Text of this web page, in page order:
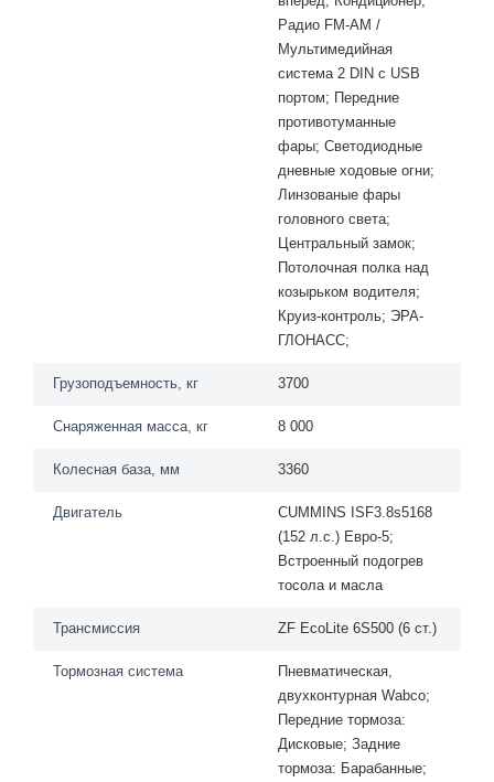
Радио FМ-АМ /
Мультимедийная
система 2 DIN с USВ
портом; Передние
противотуманные
фары; Светодиодные
дневные ходовые огни;
Линзованые фары
головного света;
Центральный замок;
Потолочная полка над
козырьком водителя;
Круиз-контроль; ЭРА-
ГЛОНАСС;
Грузоподъемность, кг 3700
Снаряженная масса, кг 8 000
Колесная база, мм 3360
Двигатель
CUMМINS ISF3.8s5168
(152 л.с.) Евро-5;
Встроенный подогрев
тосола и масла
Трансмиссия ZF EcoLitе 6S500 (6 cт.)
Тормозная система
Пневматическая,
двухконтурная Wаbсо;
Передние тормоза:
Дисковые; Задние
тормоза: Барабанные;